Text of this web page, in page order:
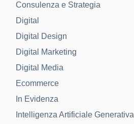
Consulenza e Strategia
Digital
Digital Design
Digital Marketing
Digital Media
Ecommerce
In Evidenza
Intelligenza Artificiale Generativa